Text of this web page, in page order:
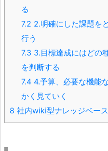
る
7.2 2.明確にした課題を
行う
7.3 3.目標達成にはどの
を判断する
7.4 4.予算、必要な機能
かく見ていく
8 社内wiki型ナレッジベー